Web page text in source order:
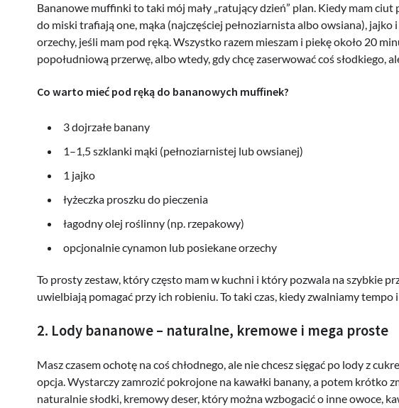
Bananowe muffinki to taki mój mały „ratujący dzień” plan. Kiedy mam ciut
do miski trafiają one, mąka (najczęściej pełnoziarnista albo owsiana),
orzechy, jeśli mam pod ręką. Wszystko razem mieszam i piekę około 20
popołudniową przerwę, albo wtedy, gdy chcę zaserwować coś słodkiego,
Co warto mieć pod ręką do bananowych muffinek?
3 dojrzałe banany
1–1,5 szklanki mąki (pełnoziarnistej lub owsianej)
1 jajko
łyżeczka proszku do pieczenia
łagodny olej roślinny (np. rzepakowy)
opcjonalnie cynamon lub posiekane orzechy
To prosty zestaw, który często mam w kuchni i który pozwala na szybkie
uwielbiają pomagać przy ich robieniu. To taki czas, kiedy zwalniamy
2. Lody bananowe – naturalne, kremowe i mega proste
Masz czasem ochotę na coś chłodnego, ale nie chcesz sięgać po lody z
opcja. Wystarczy zamrozić pokrojone na kawałki banany, a potem krótko
naturalnie słodki, kremowy deser, który można wzbogacić o inne owoce,